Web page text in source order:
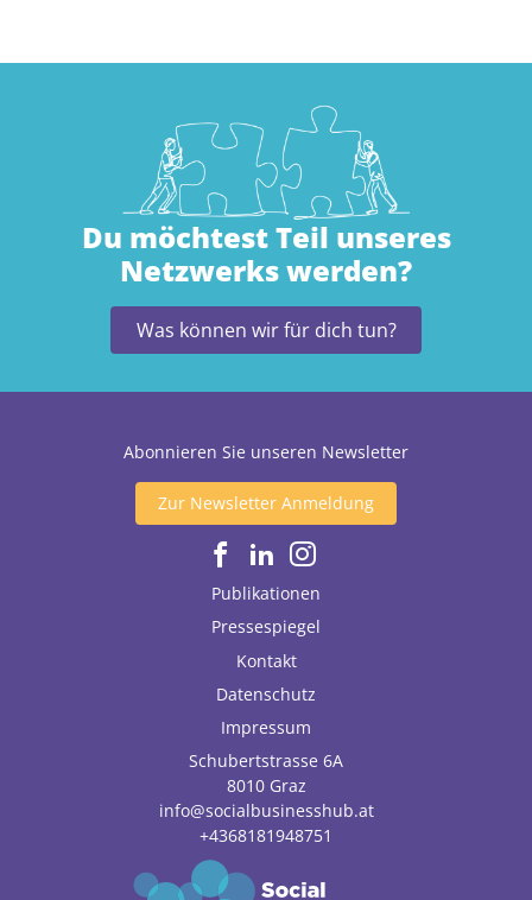
Du möchtest Teil unseres
Netzwerks werden?
Was können wir für dich tun?
Abonnieren Sie unseren Newsletter
Zur Newsletter Anmeldung
Publikationen
Pressespiegel
Kontakt
Datenschutz
Impressum
Schubertstrasse 6A
8010 Graz
info@socialbusinesshub.at
+4368181948751